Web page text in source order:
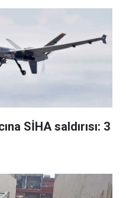
SİHA saldırısı: 3